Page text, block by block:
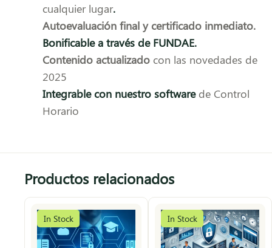
cualquier lugar.
Autoevaluación final y certificado inmediato.
Bonificable a través de FUNDAE.
Contenido actualizado con las novedades de
2025
Integrable con nuestro softwarede Control
Horario
Productos relacionados
In Stock In Stock